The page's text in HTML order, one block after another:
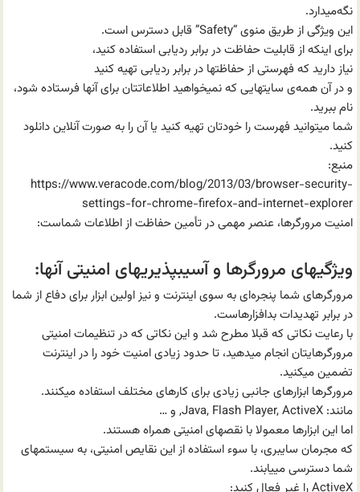
نگه‌میدارد.
این ویژگی از طریق منوی “Safety” قابل دسترس است.
برای اینکه از قابلیت حفاظت در برابر ردیابی استفاده کنید،
نیاز دارید که فهرستی از حفاظتها در برابر ردیابی تهیه کنید
و در آن همه‌ی سایتهایی که نمیخواهید اطلاعاتتان برای آنها فرستاده شود،
نام ببرید.
شما میتوانید فهرست را خودتان تهیه کنید یا آن را به صورت آنلاین دانلود
کنید.
منبع:
https://www.veracode.com/blog/2013/03/browser-security-
settings-for-chrome-firefox-and-internet-explorer
امنیت مرورگرها، عنصر مهمی در تأمین حفاظت از اطلاعات شماست:
ویژگیهای مرورگرها و آسیبپذیریهای امنیتی آنها:
مرورگرهای شما پنجره‌ای به سوی اینترنت و نیز اولین ابزار برای دفاع از شما
در برابر تهدیدات بد‌افزارهاست.
با رعایت نکاتی که قبلا مطرح شد و این نکاتی که در تنظیمات امنیتی
مرورگرهایتان انجام میدهید، تا حدود زیادی امنیت خود را در اینترنت
تضمین میکنید.
مرورگرها ابزارهای جانبی زیادی برای کارهای مختلف استفاده میکنند.
مانند: Java, Flash Player, ActiveX, و …
اما این ابزارها معمولا با نقصهای امنیتی همراه هستند.
که مجرمان سایبری، با سوء استفاده از این نقایص امنیتی، به سیستمهای
شما دسترسی مییابند.